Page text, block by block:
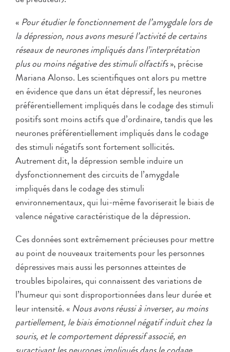
« Pour étudier le fonctionnement de l’amygdale lors de
la dépression, nous avons mesuré l’activité de certains
réseaux de neurones impliqués dans l’interprétation
plus ou moins négative des stimuli olfactifs», précise
Mariana Alonso. Les scientifiques ont alors pu mettre
en évidence que dans un état dépressif, les neurones
préférentiellement impliqués dans le codage des stimuli
positifs sont moins actifs que d’ordinaire, tandis que les
neurones préférentiellement impliqués dans le codage
des stimuli négatifs sont fortement sollicités.
Autrement dit, la dépression semble induire un
dysfonctionnement des circuits de l’amygdale
impliqués dans le codage des stimuli
environnementaux, qui lui-même favoriserait le biais de
valence négative caractéristique de la dépression.
Ces données sont extrêmement précieuses pour mettre
au point de nouveaux traitements pour les personnes
dépressives mais aussi les personnes atteintes de
troubles bipolaires, qui connaissent des variations de
l’humeur qui sont disproportionnées dans leur durée et
leur intensité. « Nous avons réussi à inverser, au moins
partiellement, le biais émotionnel négatif induit chez la
souris, et le comportement dépressif associé, en